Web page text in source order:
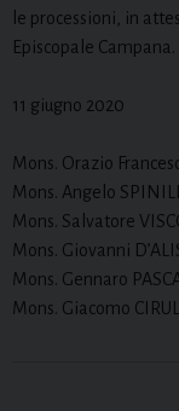
le processioni, in
Episcopale Campana.
11 giugno 2020
Mons. Orazio
Mons. Angelo
Mons. Salvatore
Mons. Giovanni
Mons. Gennaro
Mons. Giacomo